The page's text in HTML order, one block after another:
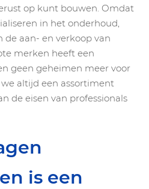
op kunt bouwen. Omdat
in het onderhoud,
de aan- en verkoop van
merken heeft een
geen geheimen meer voor
altijd een assortiment
de eisen van professionals
is een